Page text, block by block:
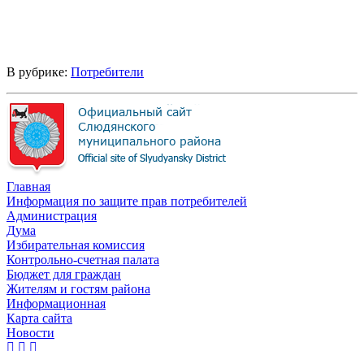
В рубрике: Потребители
Главная
Информация по защите прав потребителей
Администрация
Дума
Избирательная комиссия
Контрольно-счетная палата
Бюджет для граждан
Жителям и гостям района
Информационная
Карта сайта
Новости